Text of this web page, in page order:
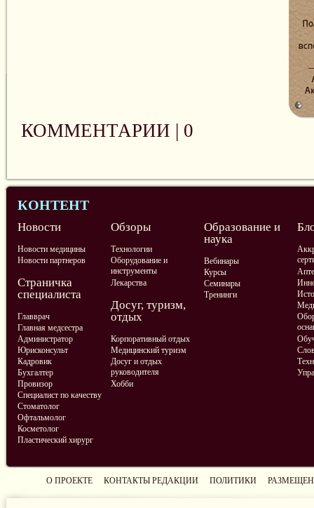
КОММЕНТАРИИ | 0
КОНТЕНТ
Новости
Новости медицины
Новости партнеров
Обзоры
Технологии
Оборудование и
инструменты
Лекарства
Образование и
наука
Вебинары
Курсы
Семинары
Тренинги
Страничка
специалиста
Главврач
Главная медсестра
Администратор
Юрисконсульт
Кадровик
Бухгалтер
Провизор
Специалист по качеству
Стоматолог
Офтальмолог
Косметолог
Пластический хирург
Досуг, туризм,
отдых
Корпоративный отдых
Медицинский туризм
Досуг и отдых
руководителя
Хобби
О ПРОЕКТЕ КОНТАКТЫ РЕДАКЦИИ ПОЛИТИКИ